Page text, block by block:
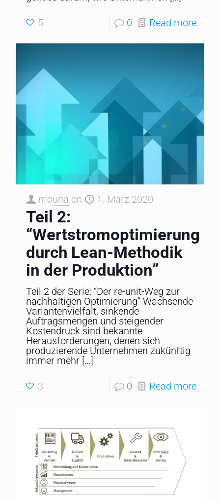
5 0 Read more
mouna on 1. März 2020
Teil 2:
“Wertstromoptimierung
durch Lean-Methodik
in der Produktion”
Teil 2 der Serie: “Der re-unit-Weg zur
nachhaltigen Optimierung” Wachsende
Variantenvielfalt, sinkende
Auftragsmengen und steigender
Kostendruck sind bekannte
Herausforderungen, denen sich
produzierende Unternehmen zukünftig
immer mehr […]
3 0 Read more